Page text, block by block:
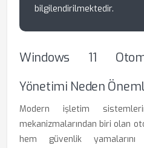
bilgilendirilmektedir.
Windows 11
Yönetimi Neden
Modern işletim
mekanizmalarından biri olan
hem güvenlik